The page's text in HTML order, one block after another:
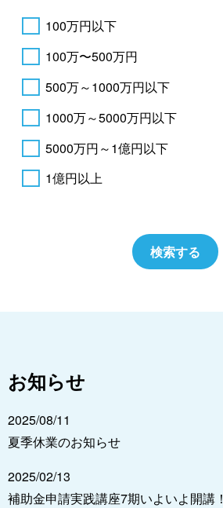
100万円以下
100万〜500万円
500万～1000万円以下
1000万～5000万円以下
5000万円～1億円以下
1億円以上
お知らせ
2025/08/11
夏季休業のお知らせ
2025/02/13
補助金申請実践講座7期いよいよ開講！